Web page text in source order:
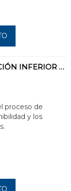
CISTERNA ALIMENTACIÓN INFERIOR BAU BLANCO ALPINO
proceso de
y los